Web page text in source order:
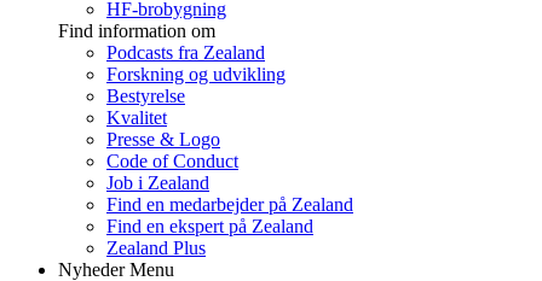
HF-brobygning
Find information om
Podcasts fra Zealand
Forskning og udvikling
Bestyrelse
Kvalitet
Presse & Logo
Code of Conduct
Job i Zealand
Find en medarbejder på Zealand
Find en ekspert på Zealand
Zealand Plus
Nyheder Menu